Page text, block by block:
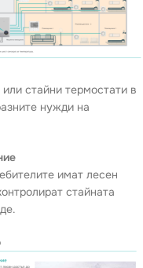
стайни термостати в
нужди на
имат лесен
стайната